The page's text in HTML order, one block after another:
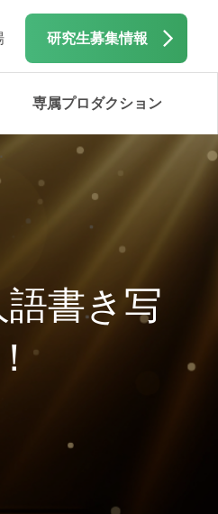
研究生募集情報
専属プロダクション
書き写